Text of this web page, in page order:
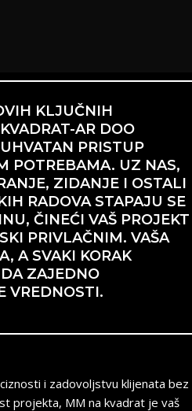
KLJUČNIH
AR DOO
PRISTUP
POTREBAMA. UZ NAS,
ZIDANJE I OSTALI
RADOVA STAPAJU SE
ČINEĆI VAŠ PROJEKT
PRIVLAČNIM. VAŠA
A SVAKI KORAK
ZAJEDNO
VREDNOSTI.
i zadovoljstvu klijenata bez
projekta, MM na kvadrat je vaš